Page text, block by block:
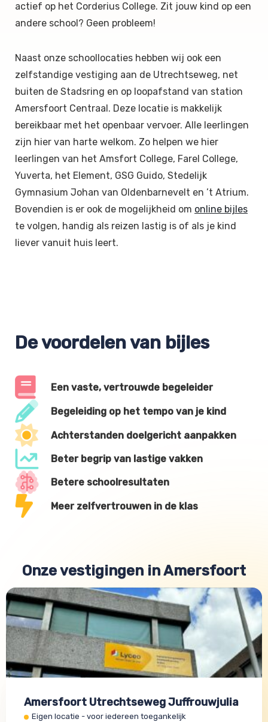
actief op het Corderius College. Zit jouw kind op een
andere school? Geen probleem!
Naast onze schoollocaties hebben wij ook een
zelfstandige vestiging aan de Utrechtseweg, net
buiten de Stadsring en op loopafstand van station
Amersfoort Centraal. Deze locatie is makkelijk
bereikbaar met het openbaar vervoer. Alle leerlingen
zijn hier van harte welkom. Zo helpen we hier
leerlingen van het Amsfort College, Farel College,
Yuverta, het Element, GSG Guido, Stedelijk
Gymnasium Johan van Oldenbarnevelt en ’t Atrium.
Bovendien is er ook de mogelijkheid om online bijles
te volgen, handig als reizen lastig is of als je kind
liever vanuit huis leert.
De voordelen van bijles
Een vaste, vertrouwde begeleider
Begeleiding op het tempo van je kind
Achterstanden doelgericht aanpakken
Beter begrip van lastige vakken
Betere schoolresultaten
Meer zelfvertrouwen in de klas
Onze vestigingen in Amersfoort
Amersfoort Utrechtseweg Juffrouwjulia
Eigen locatie - voor iedereen toegankelijk